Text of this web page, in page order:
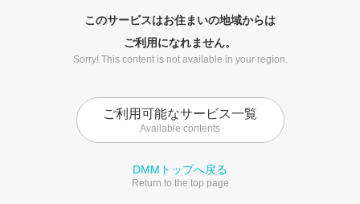
このサービスはお住まいの地域からは
ご利用になれません。
Sorry! This content is not available in your region.
ご利用可能なサービス一覧
Available contents
DMMトップへ戻る
Return to the top page